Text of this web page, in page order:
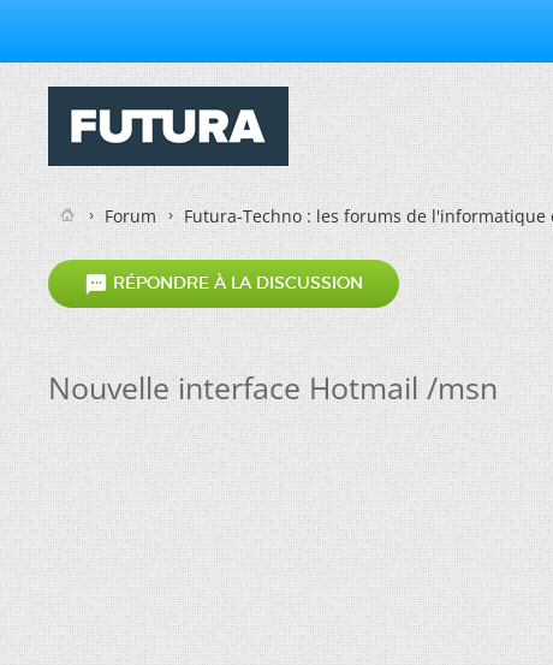
Forum Futura-Techno : les forums de l'informatique
 RÉPONDRE À LA DISCUSSION
Nouvelle interface Hotmail /msn